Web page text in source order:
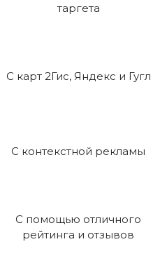
таргета
С карт 2Гис, Яндекс и Гугл
С контекстной рекламы
С помощью отличного
рейтинга и отзывов